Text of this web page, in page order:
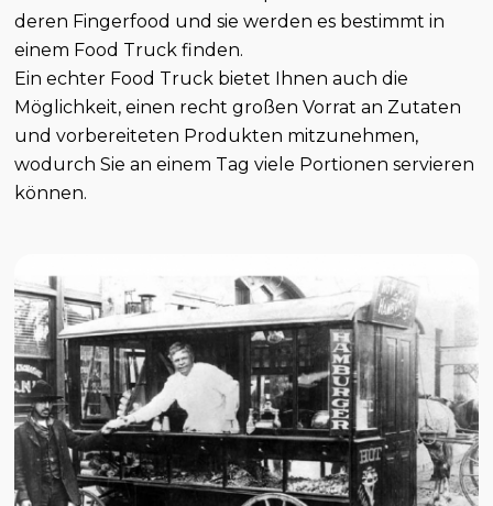
deren Fingerfood und sie werden es bestimmt in
einem Food Truck finden.
Ein echter Food Truck bietet Ihnen auch die
Möglichkeit, einen recht großen Vorrat an Zutaten
und vorbereiteten Produkten mitzunehmen,
wodurch Sie an einem Tag viele Portionen servieren
können.